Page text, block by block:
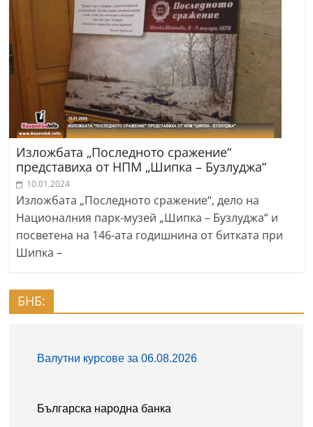
Изложбата „Последното сражение“
представиха от НПМ „Шипка – Бузлуджа“
10.01.2024
Изложбата „Последното сражение“, дело на
Националния парк-музей „Шипка – Бузлуджа“ и
посветена на 146-ата годишнина от битката при
Шипка –
БНБ: